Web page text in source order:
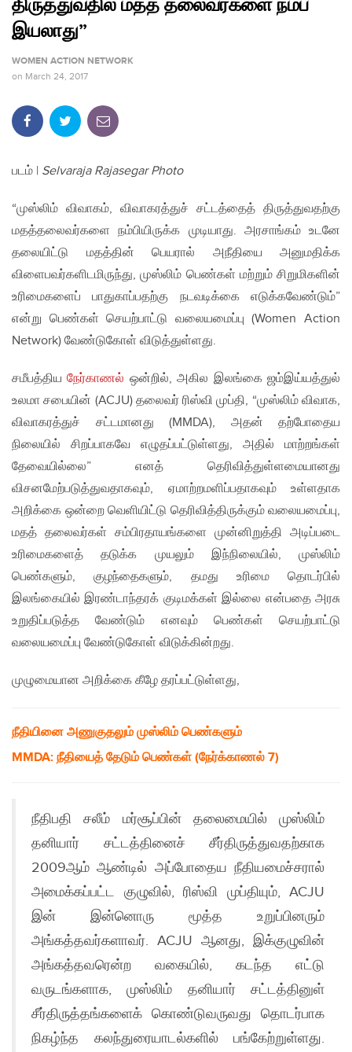
திருத்துவதில் மதத் தலைவர்களை நம்ப
இயலாது”
WOMEN ACTION NETWORK
on March 24, 2017
படம் | Selvaraja Rajasegar Photo
“முஸ்லிம் விவாகம், விவாகரத்துச் சட்டத்தைத் திருத்துவதற்கு
மதத்தலைவர்களை நம்பியிருக்க முடியாது. அரசாங்கம் உடனே
தலையிட்டு மதத்தின் பெயரால் அநீதியை அனுமதிக்க
விளைபவர்களிடமிருந்து, முஸ்லிம் பெண்கள் மற்றும் சிறுமிகளின்
உரிமைகளைப் பாதுகாப்பதற்கு நடவடிக்கை எடுக்கவேண்டும்”
என்று பெண்கள் செயற்பாட்டு வலையமைப்பு (Women Action
Network) வேண்டுகோள் விடுத்துள்ளது.
சமீபத்தியநேர்காணல் ஒன்றில், அகில இலங்கை ஜம்இய்யத்துல்
உலமா சபையின் (ACJU) தலைவர் ரிஸ்வி முப்தி, “முஸ்லிம் விவாக,
விவாகரத்துச் சட்டமானது (MMDA), அதன் தற்போதைய
நிலையில் சிறப்பாகவே எழுதப்பட்டுள்ளது, அதில் மாற்றங்கள்
தேவை­­யில்லை” எனத் தெரிவித்துள்ளமையானது
விசனமேற்படுத்துவதாகவும், ஏமாற்றமளிப்பதாகவும் உள்ளதாக
அறிக்கை ஒன்றை வெளியிட்டு தெரிவித்திருக்கும் வலையமைப்பு,
மதத் தலைவர்கள் சம்பிரதாயங்களை முன்னிறுத்தி அடிப்படை
உரிமைகளைத் தடுக்க முயலும் இந்நிலையில், முஸ்லிம்
பெண்களும், குழந்தைகளும், தமது உரிமை தொடர்பில்
இலங்கையில் இரண்டாந்தரக் குடிமக்கள் இல்லை என்பதை அரசு
உறுதிப்படுத்த வேண்டும் எனவும் பெண்கள் செயற்பாட்டு
வலையமைப்பு வேண்டுகோள் விடுக்கின்றது.
முழுமையான அறிக்கை கீழே தரப்பட்டுள்ளது,
நீதியினை அணுகுதலும் முஸ்லிம் பெண்களும்
MMDA: நீதியைத் தேடும் பெண்கள் (நேர்க்காணல் 7)
நீதிபதி சலீம் மர்சூப்பின் தலைமையில் முஸ்லிம்
தனியார் சட்டத்தினைச் சீர்திருத்துவதற்காக
2009ஆம் ஆண்டில் அப்போதைய நீதியமைச்சரால்
அமைக்கப்பட்ட குழுவில், ரிஸ்வி முப்தியும், ACJU
இன் இன்னொரு மூத்த உறுப்பினரும்
அங்கத்தவர்களாவர். ACJU ஆனது, இக்குழுவின்
அங்கத்தவரென்ற வகையில், கடந்த எட்டு
வருடங்களாக, முஸ்லிம் தனியார் சட்டத்தினுள்
சீர்திருத்தங்களைக் கொண்டுவருவது தொடர்பாக
நிகழ்ந்த கலந்துரையாடல்களில் பங்கேற்றுள்ளது.